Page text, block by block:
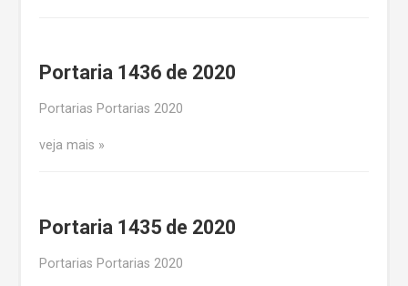
Portaria 1436 de 2020
Portarias Portarias 2020
veja mais
Portaria 1435 de 2020
Portarias Portarias 2020